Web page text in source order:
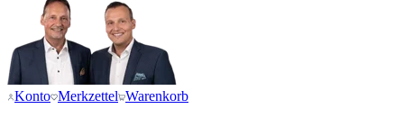
Konto Merkzettel Warenkorb